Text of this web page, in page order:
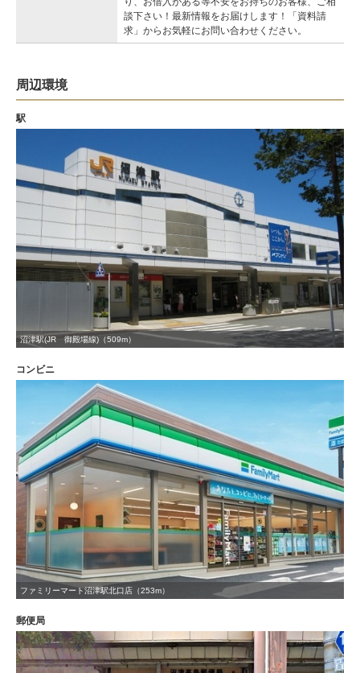
談下さい！最新情報をお届けします！「資料請
求」からお気軽にお問い合わせください。
周辺環境
駅
沼津駅(JR 御殿場線)（509m）
コンビニ
ファミリーマート沼津駅北口店（253m）
郵便局